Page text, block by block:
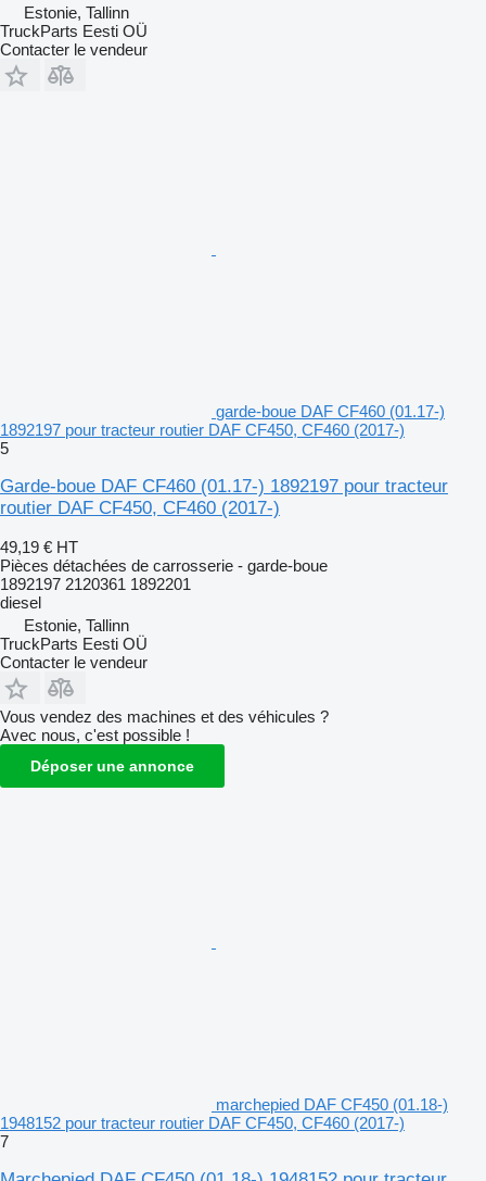
Estonie, Tallinn
TruckParts Eesti OÜ
Contacter le vendeur
garde-boue DAF CF460 (01.17-)
1892197 pour tracteur routier DAF CF450, CF460 (2017-)
5
Garde-boue DAF CF460 (01.17-) 1892197 pour tracteur
routier DAF CF450, CF460 (2017-)
49,19 € HT
Pièces détachées de carrosserie - garde-boue
1892197 2120361 1892201
diesel
Estonie, Tallinn
TruckParts Eesti OÜ
Contacter le vendeur
Vous vendez des machines et des véhicules ?
Avec nous, c'est possible !
Déposer une annonce
marchepied DAF CF450 (01.18-)
1948152 pour tracteur routier DAF CF450, CF460 (2017-)
7